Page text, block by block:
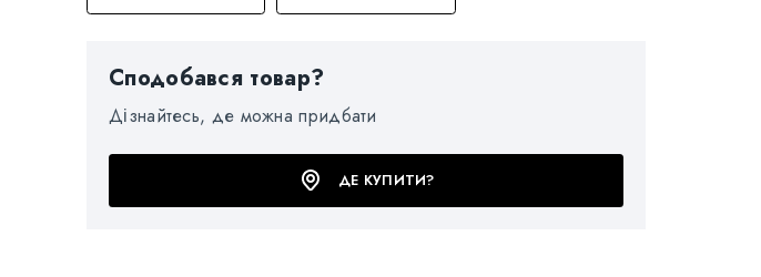
Сподобався товар?
Дізнайтесь, де можна придбати
ДЕ КУПИТИ?